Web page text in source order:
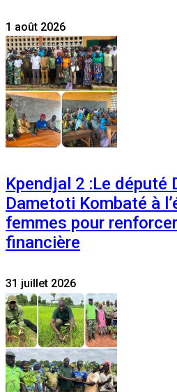
1 août 2026
Kpendjal 2 :Le député
Dametoti Kombaté à
femmes pour
financière
31 juillet 2026